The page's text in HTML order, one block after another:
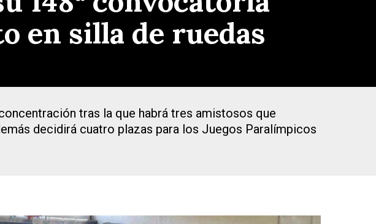
en silla de ruedas
tras la que habrá tres amistosos que
decidirá cuatro plazas para los Juegos Paralímpicos